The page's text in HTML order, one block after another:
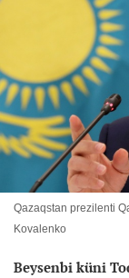
Qazaqstan prezilenti
Kovalenko
Beysenbi küni